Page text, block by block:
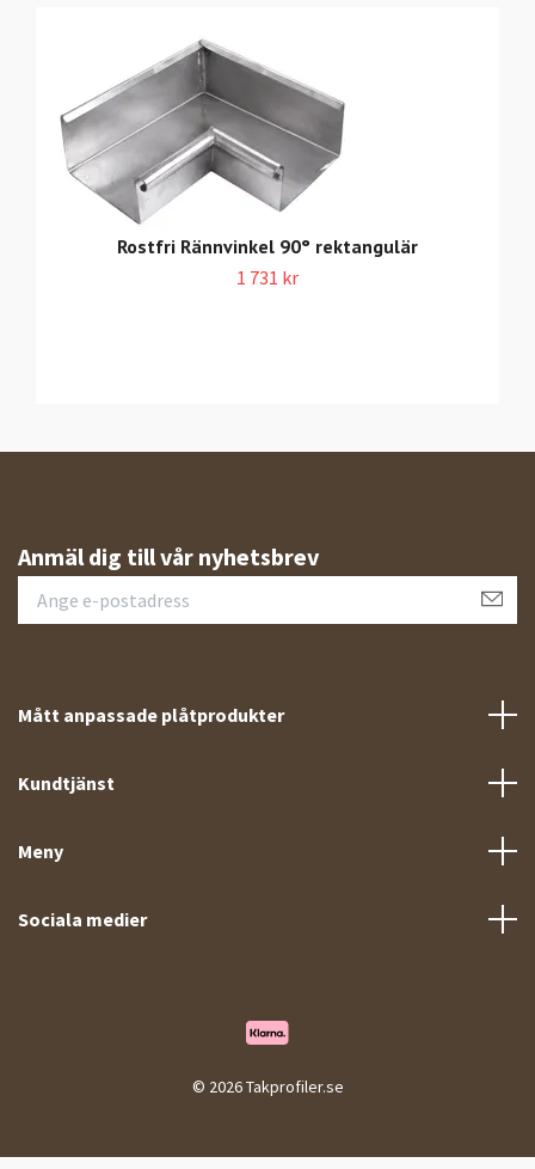
Rostfri Rännvinkel 90° rektangulär
1 731 kr
Anmäl dig till vår nyhetsbrev
Mått anpassade plåtprodukter
Kundtjänst
Meny
Sociala medier
© 2026 Takprofiler.se